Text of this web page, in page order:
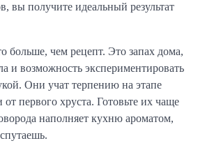
вы получите идеальный результат
больше, чем рецепт. Это запах дома,
и возможность экспериментировать
Они учат терпению на этапе
первого хруста. Готовьте их чаще
наполняет кухню ароматом,